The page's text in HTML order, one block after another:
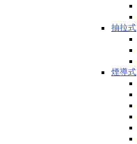
抽拉式
煙導式